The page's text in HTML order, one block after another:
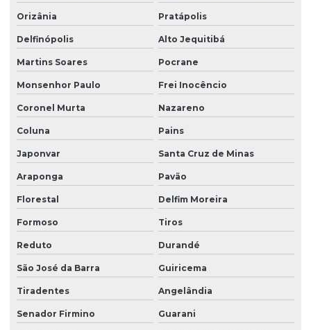
Orizânia Pratápolis
Delfinópolis Alto Jequitibá
Martins Soares Pocrane
Monsenhor Paulo Frei Inocêncio
Coronel Murta Nazareno
Coluna Pains
Japonvar Santa Cruz de Minas
Araponga Pavão
Florestal Delfim Moreira
Formoso Tiros
Reduto Durandé
São José da Barra Guiricema
Tiradentes Angelândia
Senador Firmino Guarani